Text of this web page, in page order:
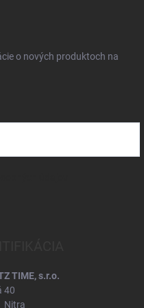
o nových produktoch na
TIME, s.r.o.
40
Nitra